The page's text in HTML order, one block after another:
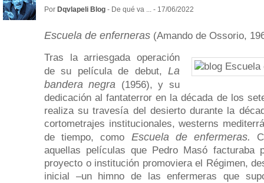
Por Dqvlapeli Blog - De qué va ... - 17/06/2022
Escuela de enferneras (Amando de Ossorio,
Tras la arriesgada operación
de su película de debut, La
bandera negra (1956), y su
dedicación al fantaterror en la década de los
realiza su travesía del desierto durante la
cortometrajes institucionales, westerns
de tiempo, como Escuela de enfermeras.
aquellas películas que Pedro Masó facturaba
proyecto o institución promoviera el Régimen,
inicial –un himno de las enfermeras que